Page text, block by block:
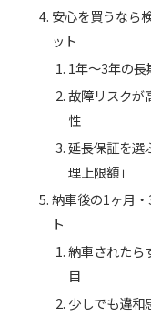
安心を買うなら
ット
1年～3年の
故障リスクが
性
延長保証を選
理上限額」
納車後の1ヶ月
ト
納車されたら
目
少しでも違和